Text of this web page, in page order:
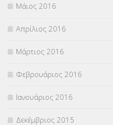
Μάιος 2016
Απρίλιος 2016
Μάρτιος 2016
Φεβρουάριος 2016
Ιανουάριος 2016
Δεκέμβριος 2015